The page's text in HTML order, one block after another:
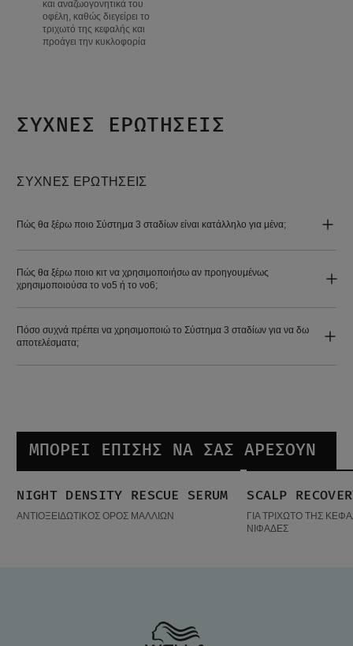
και αναζωογονητικά του
οφέλη, καθώς διεγείρει το
τριχωτό της κεφαλής και
προάγει την κυκλοφορία
ΣΥΧΝΈΣ ΕΡΩΤΉΣΕΙΣ
ΣΥΧΝΈΣ ΕΡΩΤΉΣΕΙΣ
Πώς θα ξέρω ποιο Σύστημα 3 σταδίων είναι κατάλληλο για μένα;
Πώς θα ξέρω ποιο κιτ να χρησιμοποιήσω αν προηγουμένως
χρησιμοποιούσα το νο5 ή το νο6;
Πόσο συχνά πρέπει να χρησιμοποιώ το Σύστημα 3 σταδίων για να δω
αποτελέσματα;
ΜΠΟΡΕΊ ΕΠΊΣΗΣ ΝΑ ΣΑΣ ΑΡΈΣΟΥΝ
Night density Rescue Serum
ΔΗΜΟΦΙΛΉ ΠΡΟΪΌΝΤΑ
NIGHT DENSITY RESCUE SERUM
ΑΝΤΙΟΞΕΙΔΩΤΙΚΟΣ ΟΡΟΣ ΜΑΛΛΙΩΝ
Scalp Recovery Kit
ΔΗΜΟΦΙΛΉ
SCALP
ΓΙΑ ΤΡΙΧΩΤΟ ΤΗΣ
ΝΙΦΑΔΕΣ